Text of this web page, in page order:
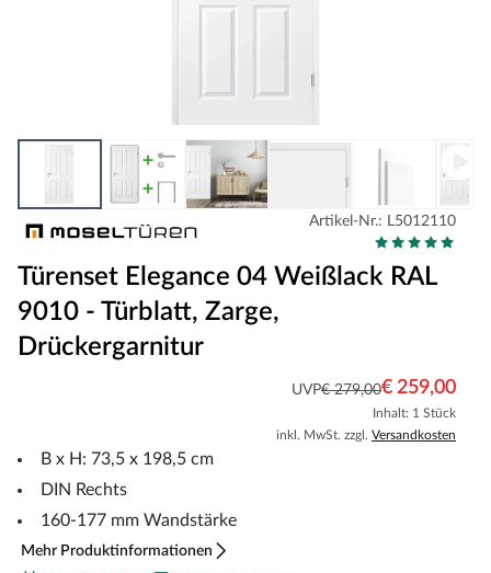
Artikel-Nr.: L5012110
Türenset Elegance 04 Weißlack RAL
9010 - Türblatt, Zarge,
Drückergarnitur
UVP€ 279,00€ 259,00
Inhalt: 1 Stück
inkl. MwSt. zzgl. Versandkosten
B x H: 73,5 x 198,5 cm
DIN Rechts
160-177 mm Wandstärke
Mehr Produktinformationen